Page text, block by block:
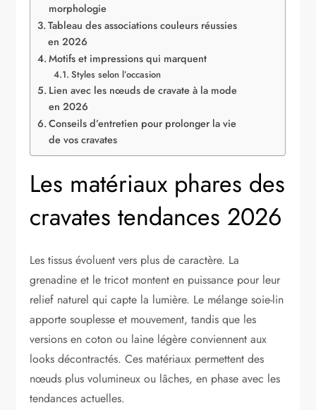
morphologie
Tableau des associations couleurs réussies
en 2026
Motifs et impressions qui marquent
Styles selon l’occasion
Lien avec les nœuds de cravate à la mode
en 2026
Conseils d’entretien pour prolonger la vie
de vos cravates
Les matériaux phares des
cravates tendances 2026
Les tissus évoluent vers plus de caractère. La
grenadine et le tricot montent en puissance pour leur
relief naturel qui capte la lumière. Le mélange soie-lin
apporte souplesse et mouvement, tandis que les
versions en coton ou laine légère conviennent aux
looks décontractés. Ces matériaux permettent des
nœuds plus volumineux ou lâches, en phase avec les
tendances actuelles.